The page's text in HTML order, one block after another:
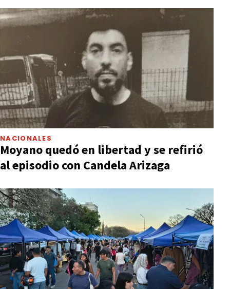
NACIONALES
Moyano quedó en libertad y se refirió
al episodio con Candela Arizaga